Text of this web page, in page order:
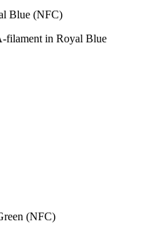
Blue (NFC)
filament in Royal Blue
(NFC)